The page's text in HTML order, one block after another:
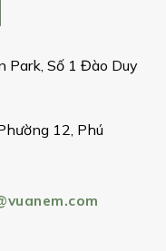
Park, Số 1 Đào Duy
12, Phú